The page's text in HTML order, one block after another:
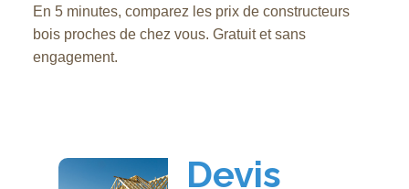
En 5 minutes, comparez les prix de constructeurs
bois proches de chez vous. Gratuit et sans
engagement.